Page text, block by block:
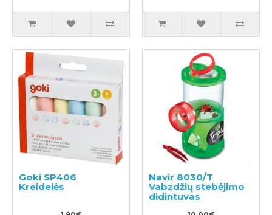
Goki SP406
Kreidelės
Navir 8030/T
Vabzdžių stebėjimo
didintuvas